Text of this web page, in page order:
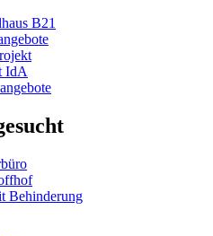
B21
IdA
Behinderung